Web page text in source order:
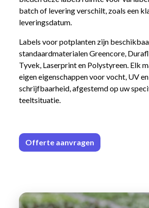
batch of levering verschilt, zoals een
leveringsdatum.
Labels voor potplanten zijn
standaardmaterialen Greencore,
Tyvek, Laserprint en Polystyreen. Elk
eigen eigenschappen voor vocht, UV en
schrijfbaarheid, afgestemd op uw
teeltsituatie.
Offerte aan​​vrag​​en